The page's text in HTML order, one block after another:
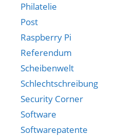
Philatelie
Post
Raspberry Pi
Referendum
Scheibenwelt
Schlechtschreibung
Security Corner
Software
Softwarepatente